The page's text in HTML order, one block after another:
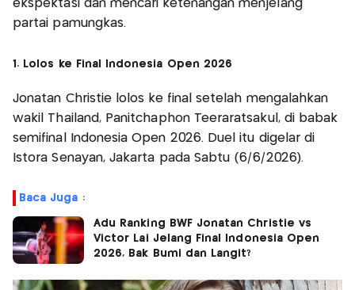
ekspektasi dan mencari ketenangan menjelang
partai pamungkas.
1. Lolos ke Final Indonesia Open 2026
Jonatan Christie lolos ke final setelah mengalahkan
wakil Thailand, Panitchaphon Teeraratsakul, di babak
semifinal Indonesia Open 2026. Duel itu digelar di
Istora Senayan, Jakarta pada Sabtu (6/6/2026).
Baca Juga :
Adu Ranking BWF Jonatan Christie vs
Victor Lai Jelang Final Indonesia Open
2026, Bak Bumi dan Langit?